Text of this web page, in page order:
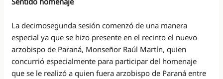
La decimosegunda sesión comenzó de una manera
especial ya que se hizo presente en el recinto el nuevo
arzobispo de Paraná, Monseñor Raúl Martín, quien
concurrió especialmente para participar del homenaje
que se le realizó a quien fuera arzobispo de Paraná entre